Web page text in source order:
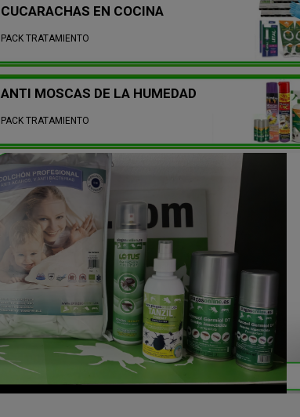
CUCARACHAS EN COCINA
PACK TRATAMIENTO
ANTI MOSCAS DE LA HUMEDAD
PACK TRATAMIENTO